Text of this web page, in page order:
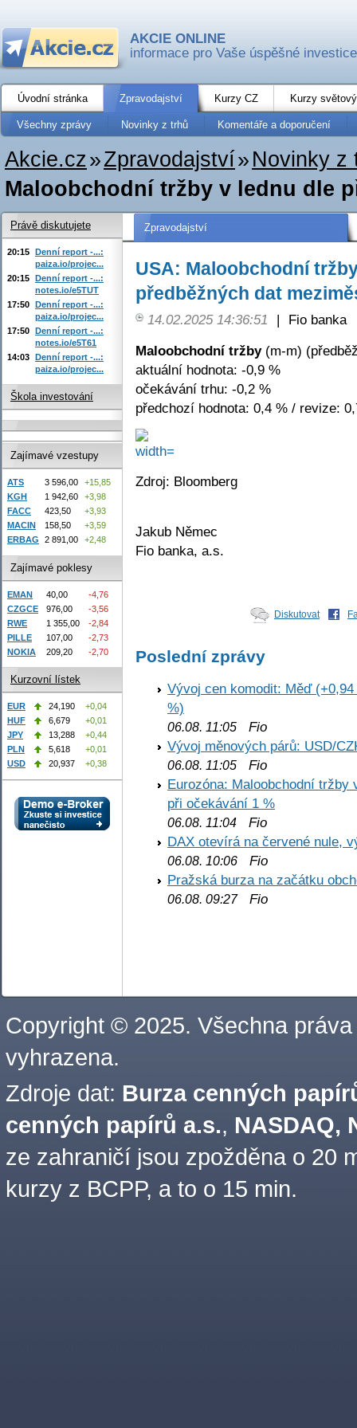
AKCIE ONLINE
informace pro Vaše úspěšné investice
Úvodní stránka Zpravodajství Kurzy CZ Kurzy
Všechny zprávy Novinky z trhů Komentáře a doporučení
Akcie.cz»Zpravodajství» Novinky z
Maloobchodní tržby v lednu dle
Zpravodajství
USA: Maloobchodní
předběžných dat
14.02.2025 14:36:51 |
Fio banka
Maloobchodní tržby(m-m)
aktuální hodnota: -0,9 %
očekávání trhu: -0,2 %
předchozí hodnota: 0,4 % / revize:
Zdroj: Bloomberg
Jakub Němec
Fio banka, a.s.
Diskutovat
Poslední zprávy
Vývoj cen komodit: Měď
%)
06.08. 11:05 Fio
Vývoj měnových párů: USD/
06.08. 11:05 Fio
Eurozóna: Maloobchodní
při očekávání 1 %
06.08. 11:04 Fio
DAX otevírá na červené nule,
06.08. 10:06 Fio
Pražská burza na začátku
06.08. 09:27Fio
Právě diskutujete
20:15 Denní report -...:
paiza.io/projec...
20:15 Denní report -...:
notes.io/e5TUT
17:50 Denní report -...:
paiza.io/projec...
17:50 Denní report -...:
notes.io/e5T61
14:03 Denní report -...:
paiza.io/projec...
Škola investování
Zajímavé vzestupy
ATS 3 596,00
+15,85
KGH
1 942,60
+3,98
FACC
423,50
+3,93
MACIN
158,50
+3,59
ERBAG
2 891,00 +2,48
Zajímavé poklesy
EMAN 40,00
-4,76
CZGCE
976,00
-3,56
RWE
1 355,00
-2,84
PILLE
107,00
-2,73
NOKIA
209,20 -2,70
Kurzovní lístek
EUR 24,190
+0,04
HUF
6,679
+0,01
JPY
13,288
+0,44
PLN
5,618
+0,01
USD
20,937 +0,38
Copyright © 2025. Všechna práva
vyhrazena.
Zdroje dat: Burza cenných
cenných papírů a.s., NASDAQ,
ze zahraničí jsou zpožděna o 20
kurzy z BCPP, a to o 15 min.